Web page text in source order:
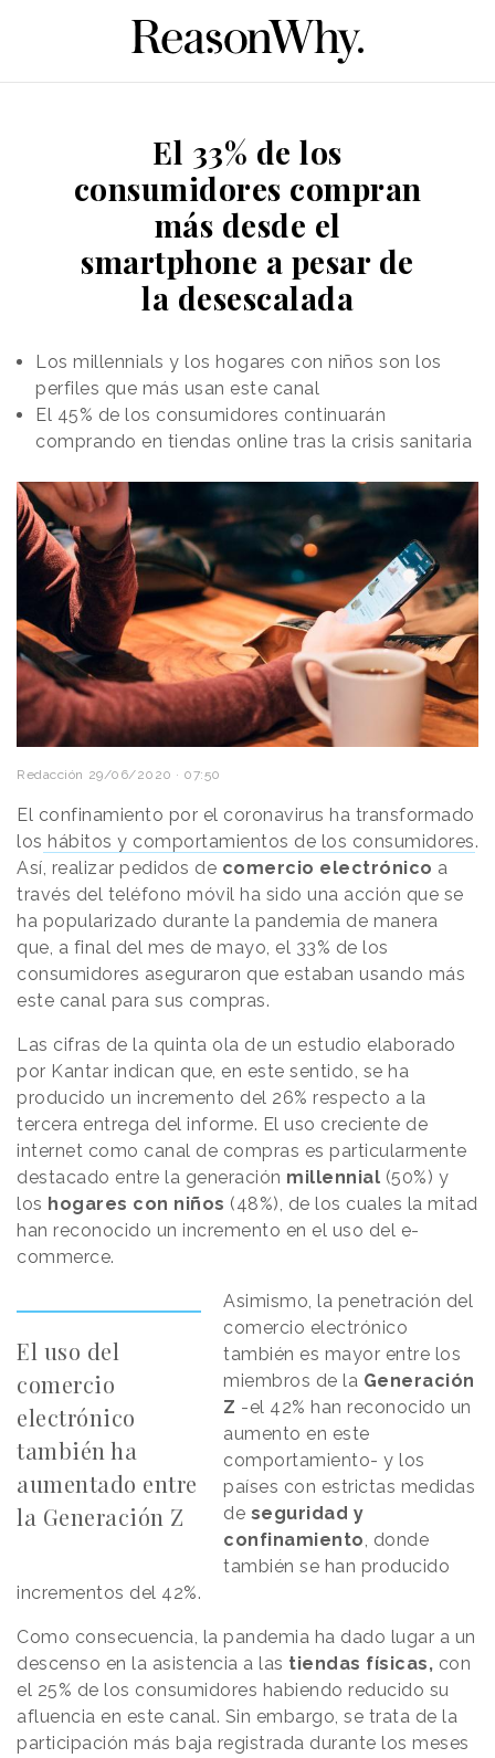
El 33% de los
consumidores compran
más desde el
smartphone a pesar de
la desescalada
Los millennials y los hogares con niños son los
perfiles que más usan este canal
El 45% de los consumidores continuarán
comprando en tiendas online tras la crisis sanitaria
Redacción 29/06/2020 · 07:50
El confinamiento por el coronavirus ha transformado
los hábitos y comportamientos de los consumidores.
Así, realizar pedidos de comercio electrónico a
través del teléfono móvil ha sido una acción que se
ha popularizado durante la pandemia de manera
que, a final del mes de mayo, el 33% de los
consumidores aseguraron que estaban usando más
este canal para sus compras.
Las cifras de la quinta ola de un estudio elaborado
por Kantar indican que, en este sentido, se ha
producido un incremento del 26% respecto a la
tercera entrega del informe. El uso creciente de
internet como canal de compras es particularmente
destacado entre la generación millennial (50%) y
los hogares con niños (48%), de los cuales la mitad
han reconocido un incremento en el uso del e-
commerce.
El uso del
comercio
electrónico
también ha
aumentado entre
la Generación Z
Asimismo, la penetración del
comercio electrónico
también es mayor entre los
miembros de la Generación
Z -el 42% han reconocido un
aumento en este
comportamiento- y los
países con estrictas medidas
de seguridad y
confinamiento, donde
también se han producido
incrementos del 42%.
Como consecuencia, la pandemia ha dado lugar a un
descenso en la asistencia a las tiendas físicas, con
el 25% de los consumidores habiendo reducido su
afluencia en este canal. Sin embargo, se trata de la
participación más baja registrada durante los meses